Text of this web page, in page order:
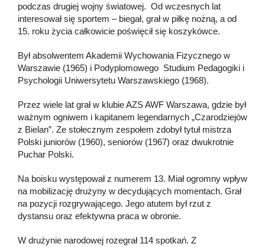
podczas drugiej wojny światowej. Od wczesnych lat
interesował się sportem – biegał, grał w piłkę nożną, a od
15. roku życia całkowicie poświęcił się koszykówce.
Był absolwentem Akademii Wychowania Fizycznego w
Warszawie (1965) i Podyplomowego Studium Pedagogiki i
Psychologii Uniwersytetu Warszawskiego (1968).
Przez wiele lat grał w klubie AZS AWF Warszawa, gdzie był
ważnym ogniwem i kapitanem legendarnych „Czarodziejów
z Bielan”. Ze stołecznym zespołem zdobył tytuł mistrza
Polski juniorów (1960), seniorów (1967) oraz dwukrotnie
Puchar Polski.
Na boisku występował z numerem 13. Miał ogromny wpływ
na mobilizację drużyny w decydujących momentach. Grał
na pozycji rozgrywającego. Jego atutem był rzut z
dystansu oraz efektywna praca w obronie.
W drużynie narodowej rozegrał 114 spotkań. Z